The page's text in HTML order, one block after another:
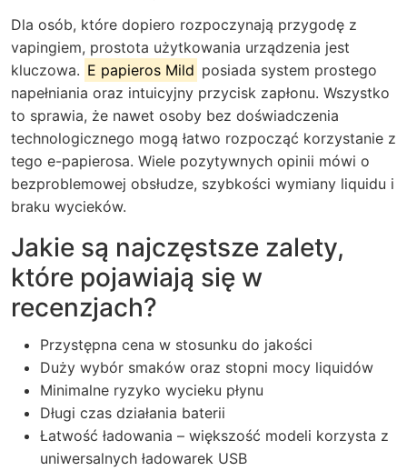
Dla osób, które dopiero rozpoczynają przygodę z
vapingiem, prostota użytkowania urządzenia jest
kluczowa. E papieros Mild posiada system prostego
napełniania oraz intuicyjny przycisk zapłonu. Wszystko
to sprawia, że nawet osoby bez doświadczenia
technologicznego mogą łatwo rozpocząć korzystanie z
tego e-papierosa. Wiele pozytywnych opinii mówi o
bezproblemowej obsłudze, szybkości wymiany liquidu i
braku wycieków.
Jakie są najczęstsze zalety,
które pojawiają się w
recenzjach?
Przystępna cena w stosunku do jakości
Duży wybór smaków oraz stopni mocy liquidów
Minimalne ryzyko wycieku płynu
Długi czas działania baterii
Łatwość ładowania – większość modeli korzysta z
uniwersalnych ładowarek USB